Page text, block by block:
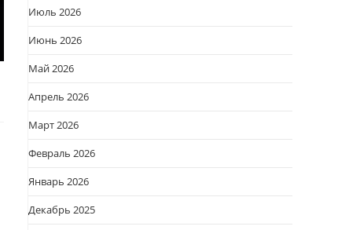
Июль 2026
Июнь 2026
Май 2026
Апрель 2026
Март 2026
Февраль 2026
Январь 2026
Декабрь 2025